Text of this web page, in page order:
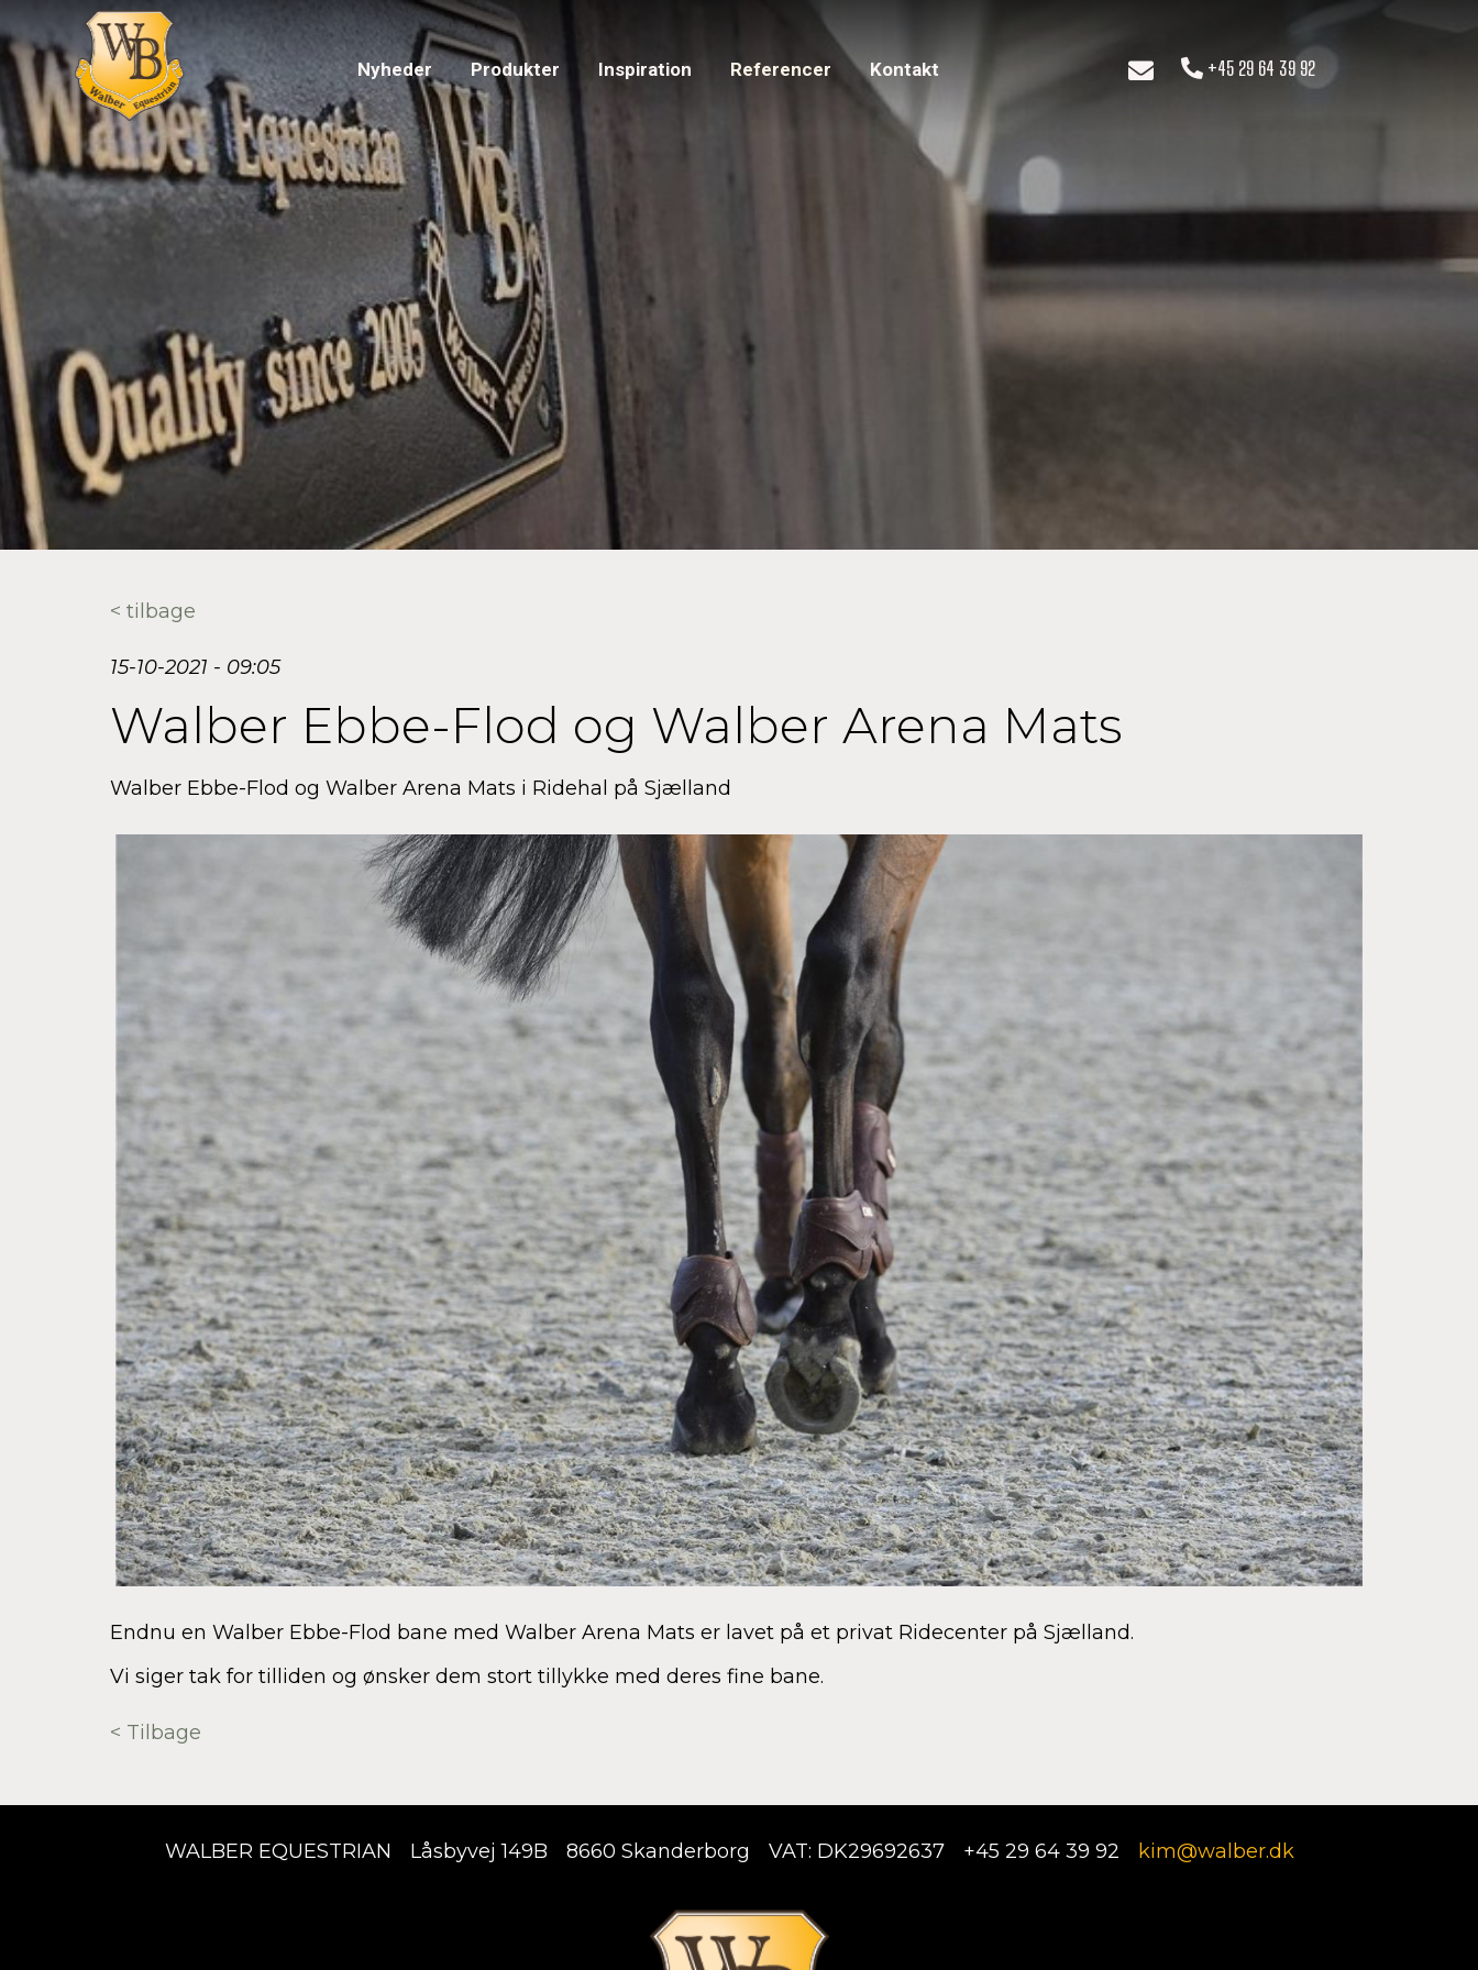
Nyheder Produkter Inspiration Referencer Kontakt +45 29 64 39 92
< tilbage
15-10-2021 - 09:05
Walber Ebbe-Flod og Walber Arena Mats
Walber Ebbe-Flod og Walber Arena Mats i Ridehal på Sjælland
Endnu en Walber Ebbe-Flod bane med Walber Arena Mats er lavet på et privat Ridecenter på Sjælland.
Vi siger tak for tilliden og ønsker dem stort tillykke med deres fine bane.
< Tilbage
WALBER EQUESTRIAN Låsbyvej 149B 8660 Skanderborg VAT: DK29692637 +45 29 64 39 92 kim@walber.dk